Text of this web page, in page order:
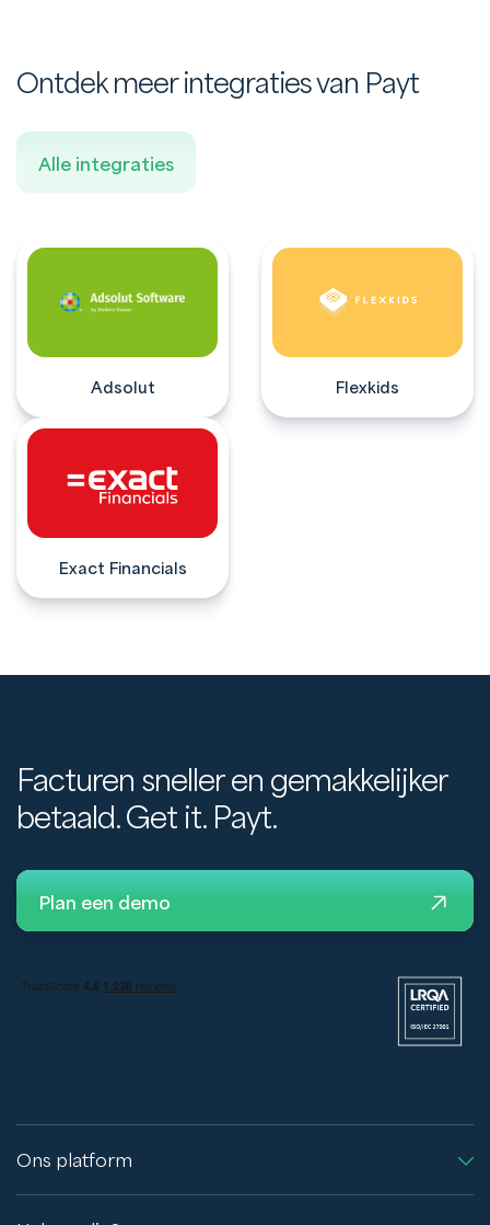
Ontdek meer integraties van Payt
Alle integraties
Adsolut Flexkids
Exact Financials
Facturen sneller en gemakkelijker
betaald. Get it. Payt.
Plan een demo
Ons platform